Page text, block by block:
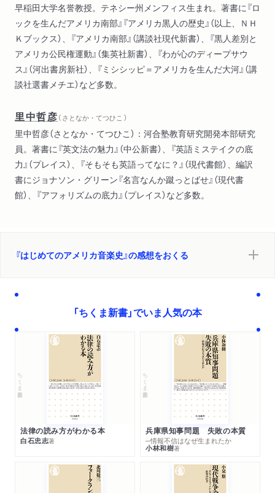
早稲田大学名誉教授。テネシー州メンフィス生まれ。著書に『ロ
ックを生んだアメリカ南部』『アメリカ黒人の歴史』（以上、ＮＨ
Ｋブックス）、『アメリカ南部』（講談社現代新書）、『黒人差別と
アメリカ公民権運動』（集英社新書）、『わが心のディープサウ
ス』（河出書房新社）、『ミシシッピ＝アメリカを生んだ大河』（講
談社選書メチエ）など多数。
里中哲彦（ さとなか・てつひこ ）
里中哲彦（さとなか・てつひこ）：河合塾教育研究開発本部研究
員。著書に『英文法の魅力』（中公新書）、『英語ミステイクの底
力』（プレイス）、『そもそも英語ってなに？』（現代書館）、編訳
書にジョナソン・グリーン『名言なんか蹴っとばせ』（現代書
館）、『アフォリズムの底力』（プレイス）など多数。
『はじめてのアメリカ音楽史』の感想をおくる
「ちくま新書」でいま人気の本
ちくま新書
法律の読み方がわかる本
白石忠志著
ちくま新書
兵庫県知事問題 失敗の本質
─情報不信はなぜ生まれたか
小林和樹著